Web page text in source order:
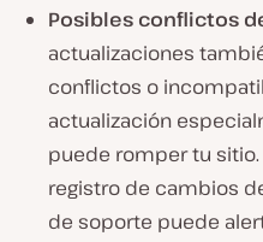
Posibles conflictos
actualizaciones
conflictos o
actualización
puede romper tu
registro de cambios
de soporte puede